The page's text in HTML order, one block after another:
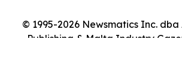
© 1995-2026 Newsmatics Inc.
Publishing & Malta Industry